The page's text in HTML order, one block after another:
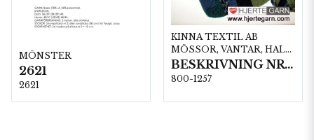
MÖNSTER
2621
2621
KINNA TEXTIL AB
MÖSSOR, VANTAR, HALSDUKAR
BESKRIVNING NR 1257
800-1257